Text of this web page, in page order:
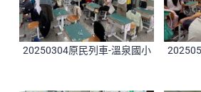
20250304原民列車-溫泉國小